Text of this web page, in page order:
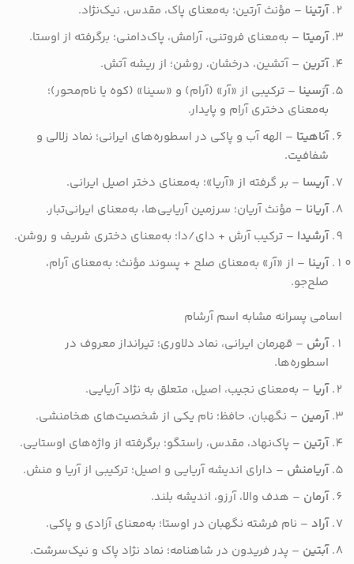
آرتینا – مؤنث آرتین؛ به‌معنای پاک، مقدس، نیک‌نژاد.
آرمیتا – به‌معنای فروتنی، آرامش، پاک‌دامنی؛ برگرفته از اوستا.
آترین – آتشین، درخشان، روشن؛ از ریشه آتش.
آرَسینا – ترکیبی از «آر» (آرام) و «سینا» (کوه یا نام‌محور)؛
به‌معنای دختری آرام و پایدار.
آناهیتا – الهه آب و پاکی در اسطوره‌های ایرانی؛ نماد زلالی و
شفافیت.
آریسا – بر گرفته از «آریا»؛ به‌معنای دختر اصیل ایرانی.
آریانا – مؤنث آریان؛ سرزمین آریایی‌ها، به‌معنای ایرانی‌تبار.
آرشیدا – ترکیب آرش + دای/دا؛ به‌معنای دختری شریف و روشن.
آرینا – از «آر» به‌معنای صلح + پسوند مؤنث؛ به‌معنای آرام،
صلح‌جو.
اسامی پسرانه مشابه اسم آرشام
آرش – قهرمان ایرانی، نماد دلاوری؛ تیرانداز معروف در
اسطوره‌ها.
آریا – به‌معنای نجیب، اصیل، متعلق به نژاد آریایی.
آرمین – نگهبان، حافظ؛ نام یکی از شخصیت‌های هخامنشی.
آرتین – پاک‌نهاد، مقدس، راستگو؛ برگرفته از واژه‌های اوستایی.
آریامنش – دارای اندیشه آریایی و اصیل؛ ترکیبی از آریا و منش.
آرمان – هدف والا، آرزو، اندیشه بلند.
آراد – نام فرشته نگهبان در اوستا؛ به‌معنای آزادی و پاکی.
آبتین – پدر فریدون در شاهنامه؛ نماد نژاد پاک و نیک‌سرشت.